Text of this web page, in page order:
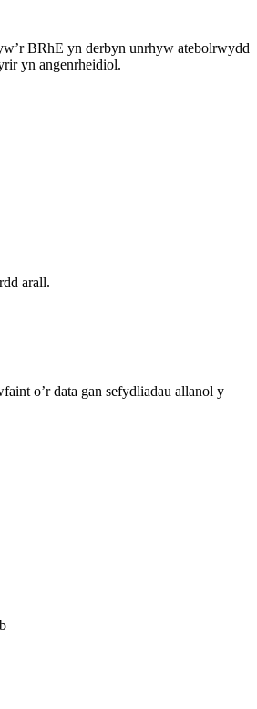
BRhE yn derbyn unrhyw atebolrwydd
yn angenrheidiol.
arall.
o’r data gan sefydliadau allanol y